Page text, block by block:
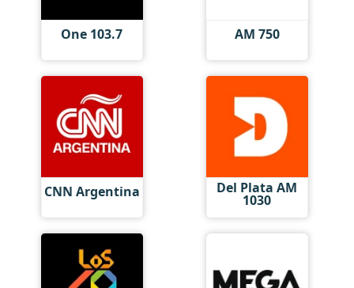
One 103.7 AM 750
CNN Argentina Del Plata AM
1030